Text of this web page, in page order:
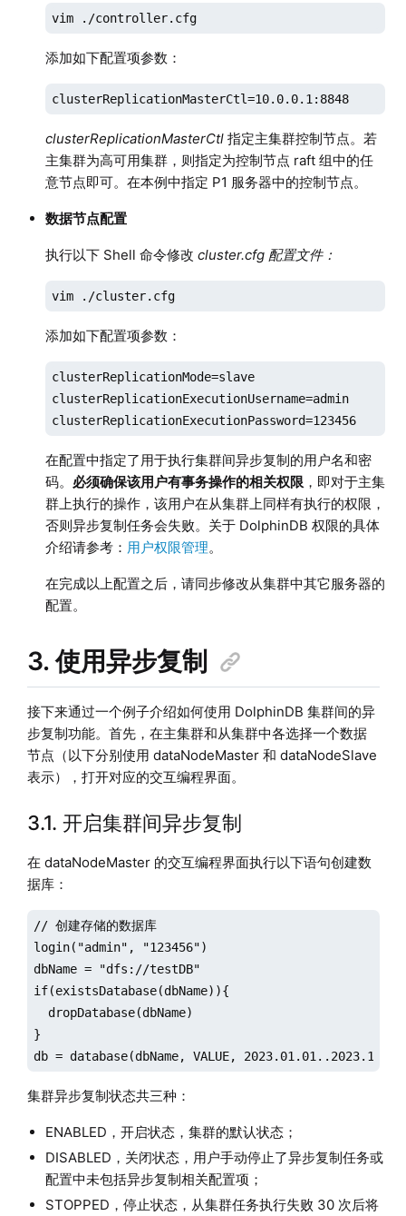
vim ./controller.cfg
添加如下配置项参数：
clusterReplicationMasterCtl=10.0.0.1:8848
clusterReplicationMasterCtl指定主集群控制节点。若
主集群为高可用集群，则指定为控制节点 raft 组中的任
意节点即可。在本例中指定 P1 服务器中的控制节点。
数据节点配置
执行以下 Shell 命令修改 cluster.cfg 配置文件：
vim ./cluster.cfg
添加如下配置项参数：
clusterReplicationMode=slave
clusterReplicationExecutionUsername=admin
clusterReplicationExecutionPassword=123456
在配置中指定了用于执行集群间异步复制的用户名和密
码。 必须确保该用户有事务操作的相关权限 ，即对于主集
群上执行的操作，该用户在从集群上同样有执行的权限，
否则异步复制任务会失败。关于 DolphinDB 权限的具体
介绍请参考： 用户权限管理。
在完成以上配置之后，请同步修改从集群中其它服务器的
配置。
3. 使用异步复制
接下来通过一个例子介绍如何使用 DolphinDB 集群间的异
步复制功能。首先，在主集群和从集群中各选择一个数据
节点（以下分别使用 dataNodeMaster 和 dataNodeSlave
表示），打开对应的交互编程界面。
3.1. 开启集群间异步复制
在 dataNodeMaster 的交互编程界面执行以下语句创建数
据库：
// 创建存储的数据库
login("admin", "123456")
dbName = "dfs://testDB"
if(existsDatabase(dbName)){
  dropDatabase(dbName)
}
db = database(dbName, VALUE,
集群异步复制状态共三种：
ENABLED，开启状态，集群的默认状态；
DISABLED，关闭状态，用户手动停止了异步复制任务或
配置中未包括异步复制相关配置项；
STOPPED，停止状态，从集群任务执行失败 30 次后将